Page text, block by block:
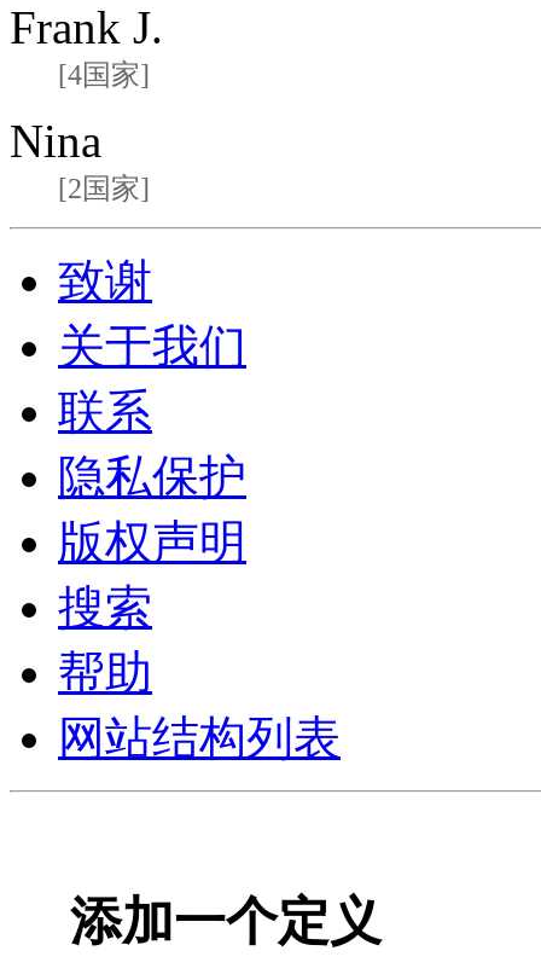
Frank J.
[4国家]
Nina
[2国家]
致谢
关于我们
联系
隐私保护
版权声明
搜索
帮助
网站结构列表
添加一个定义